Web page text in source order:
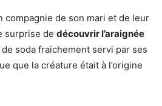
compagnie de son mari et de leur
surprise de découvrir l’araignée
de soda fraichement servi par ses
que la créature était à l’origine